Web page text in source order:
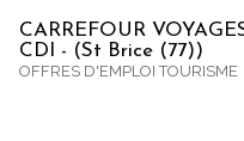
CARREFOUR
CDI - (St Brice (77))
OFFRES D'EMPLOI TOURISME